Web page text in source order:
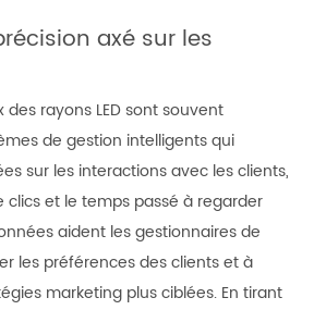
axé sur les
rayons LED sont souvent
de gestion intelligents qui
sur les interactions avec les clients,
clics et le temps passé à regarder
aident les gestionnaires de
les préférences des clients et à
marketing plus ciblées. En tirant